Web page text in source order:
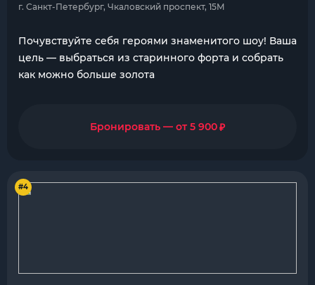
г. Санкт-Петербург, Чкаловский проспект, 15М
Почувствуйте себя героями знаменитого шоу! Ваша
цель — выбраться из старинного форта и собрать
как можно больше золота
Бронировать — от 5 900₽
#4